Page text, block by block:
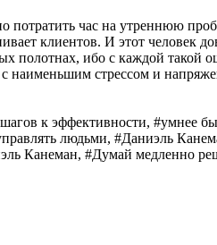
час на утреннюю
клиентов. И этот человек
полотнах, ибо с каждой такой
наименьшим стрессом и
к эффективности, #умнее
людьми, #Даниэль
Канеман, #Думай медленно